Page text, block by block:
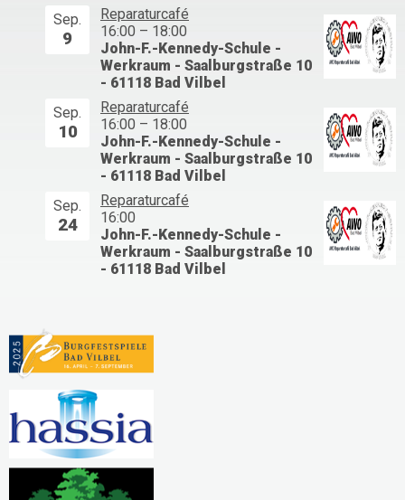
Sep.
9
Reparaturcafé
16:00 – 18:00
John-F.-Kennedy-Schule -
Werkraum - Saalburgstraße 10
- 61118 Bad Vilbel
Sep.
10
Reparaturcafé
16:00 – 18:00
John-F.-Kennedy-Schule -
Werkraum - Saalburgstraße 10
- 61118 Bad Vilbel
Sep.
24
Reparaturcafé
16:00
John-F.-Kennedy-Schule -
Werkraum - Saalburgstraße 10
- 61118 Bad Vilbel